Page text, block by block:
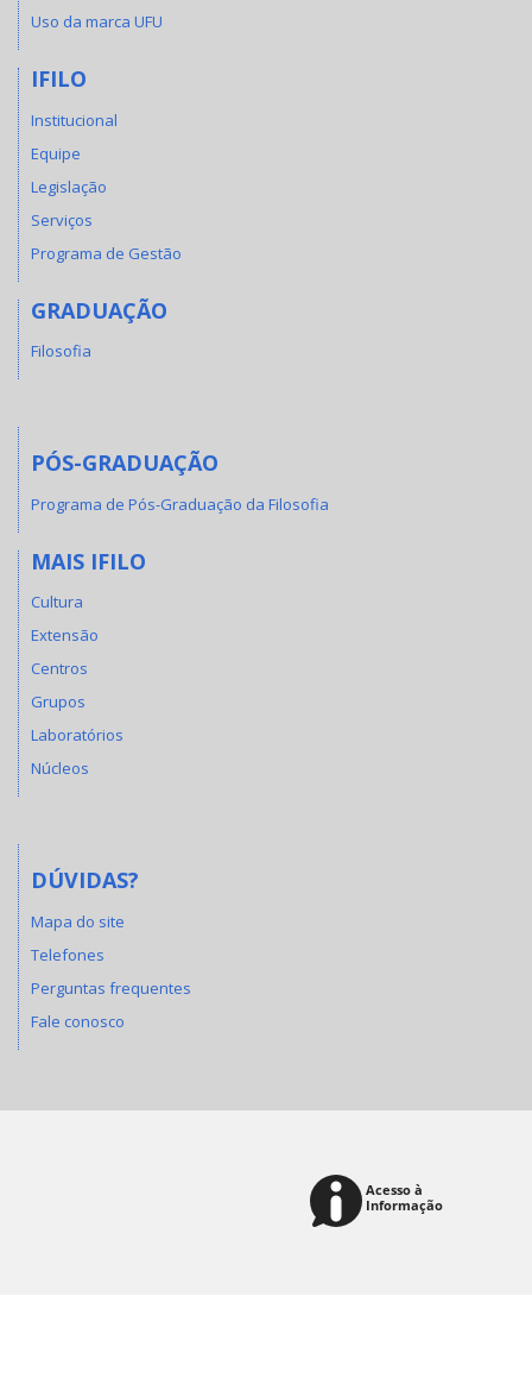
Uso da marca UFU
IFILO
Institucional
Equipe
Legislação
Serviços
Programa de Gestão
GRADUAÇÃO
Filosofia
PÓS-GRADUAÇÃO
Programa de Pós-Graduação da Filosofia
MAIS IFILO
Cultura
Extensão
Centros
Grupos
Laboratórios
Núcleos
DÚVIDAS?
Mapa do site
Telefones
Perguntas frequentes
Fale conosco